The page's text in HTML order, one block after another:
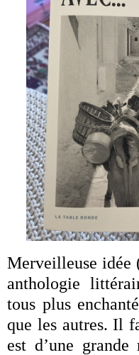
Merveilleuse idée
anthologie
tous plus
que les autres. Il
est d’une grande